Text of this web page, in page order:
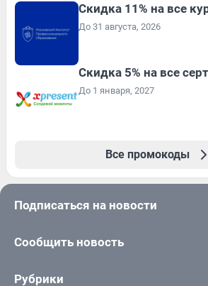
Скидка 11% на все
До 31 августа, 2026
Скидка 5% на все
До 1 января, 2027
Все промокоды
Подписаться на новости
Сообщить новость
Рубрики